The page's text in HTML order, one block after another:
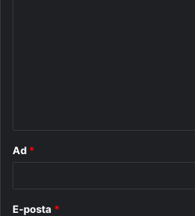
Ad *
E-posta *